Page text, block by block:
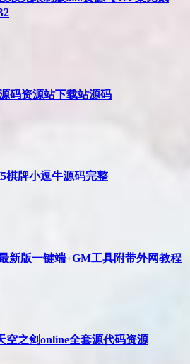
码资源站下载站源码
棋牌小逗牛源码完整
新版一键端+GM工具附带外网教程
空之剑online全套源代码资源